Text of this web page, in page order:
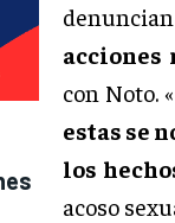
acciones
con Noto. «
estas se
los
acoso